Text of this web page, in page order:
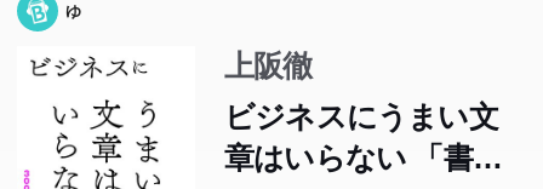
ゆ
上阪徹
ビジネスにうまい文
章はいらない 「書き
ビジネス文章の目的は、文章を読んでもらうこと、ではあ
りません。書かれている内容を読み手に理解してもらうこ
と、が目的なのです。メールは「かしこまる」より「短く
伝える」、「起承転結」も「、」「。」の位置も意識しす
ビジネス文章の目的は、文章を読んでもらうこと、ではあ
りません。書かれている内容を読み手に理解してもらうこ
と、が目的なのです。メールは「かしこまる」より「短く
伝える」、「起承転結」も「、」「。」の位置も意識しす